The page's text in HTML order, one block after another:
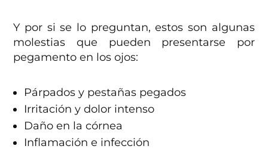
Y por si se lo preguntan, estos son algunas
molestias que pueden presentarse por
pegamento en los ojos:
Párpados y pestañas pegados
Irritación y dolor intenso
Daño en la córnea
Inflamación e infección